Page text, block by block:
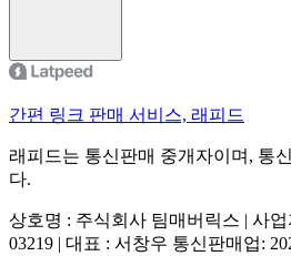
간편 링크 판매 서비스, 래피드
래피드는 통신판매 중개자이며, 통
다.
상호명 : 주식회사 팀매버릭스 | 사
03219 | 대표 : 서창우 통신판매업: